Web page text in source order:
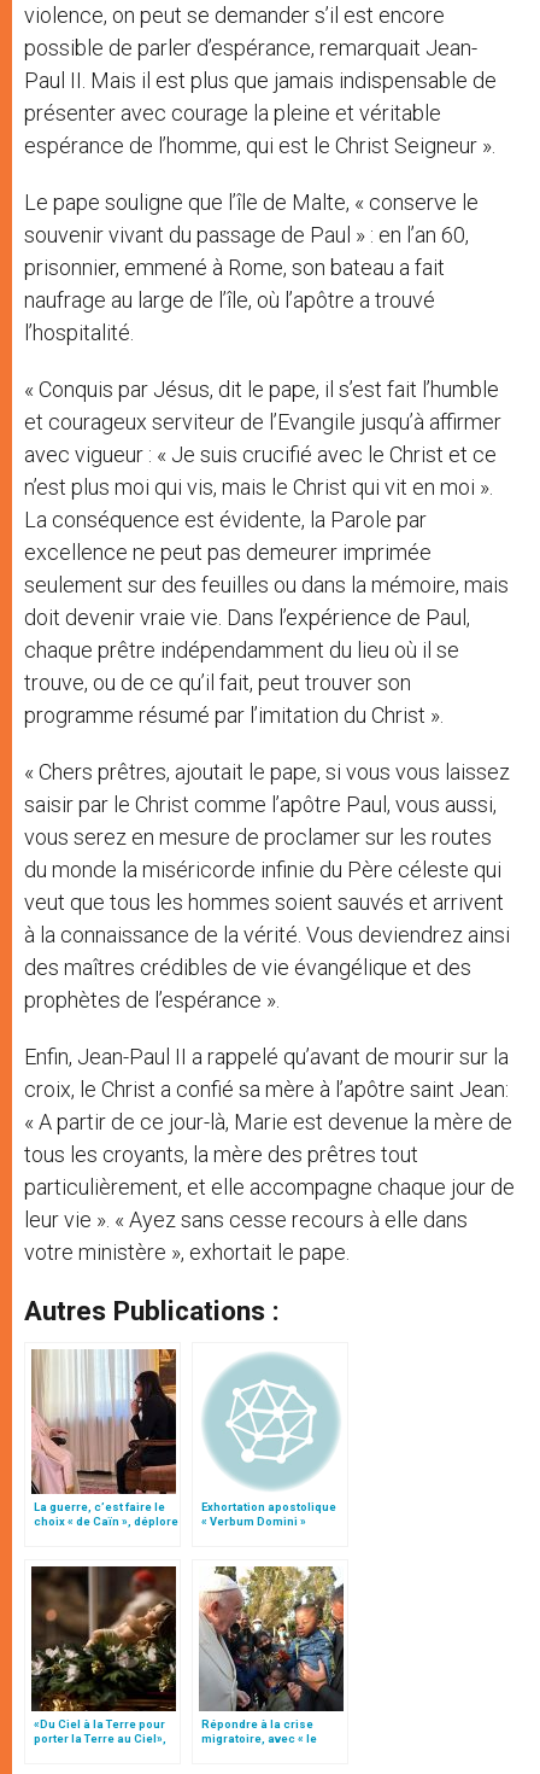
violence, on peut se demander s’il est encore
possible de parler d’espérance, remarquait Jean-
Paul II. Mais il est plus que jamais indispensable de
présenter avec courage la pleine et véritable
espérance de l’homme, qui est le Christ Seigneur ».
Le pape souligne que l’île de Malte, « conserve le
souvenir vivant du passage de Paul » : en l’an 60,
prisonnier, emmené à Rome, son bateau a fait
naufrage au large de l’île, où l’apôtre a trouvé
l’hospitalité.
« Conquis par Jésus, dit le pape, il s’est fait l’humble
et courageux serviteur de l’Evangile jusqu’à affirmer
avec vigueur : « Je suis crucifié avec le Christ et ce
n’est plus moi qui vis, mais le Christ qui vit en moi ».
La conséquence est évidente, la Parole par
excellence ne peut pas demeurer imprimée
seulement sur des feuilles ou dans la mémoire, mais
doit devenir vraie vie. Dans l’expérience de Paul,
chaque prêtre indépendamment du lieu où il se
trouve, ou de ce qu’il fait, peut trouver son
programme résumé par l’imitation du Christ ».
« Chers prêtres, ajoutait le pape, si vous vous laissez
saisir par le Christ comme l’apôtre Paul, vous aussi,
vous serez en mesure de proclamer sur les routes
du monde la miséricorde infinie du Père céleste qui
veut que tous les hommes soient sauvés et arrivent
à la connaissance de la vérité. Vous deviendrez ainsi
des maîtres crédibles de vie évangélique et des
prophètes de l’espérance ».
Enfin, Jean-Paul II a rappelé qu’avant de mourir sur la
croix, le Christ a confié sa mère à l’apôtre saint Jean:
« A partir de ce jour-là, Marie est devenue la mère de
tous les croyants, la mère des prêtres tout
particulièrement, et elle accompagne chaque jour de
leur vie ». « Ayez sans cesse recours à elle dans
votre ministère », exhortait le pape.
Autres Publications :
La guerre, c’est faire le
choix « de Caïn », déplore
Exhortation apostolique
« Verbum Domini »
«Du Ciel à la Terre pour
porter la Terre au Ciel»,
Répondre à la crise
migratoire, avec « le